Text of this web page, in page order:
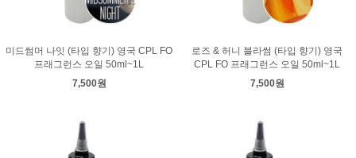
미드썸머 나잇 (타입 향기) 영국 CPL FO
프래그런스 오일 50ml~1L
7,500원
로즈 & 허니 블라썸 (타입 향기) 영국
CPL FO 프래그런스 오일 50ml~1L
7,500원